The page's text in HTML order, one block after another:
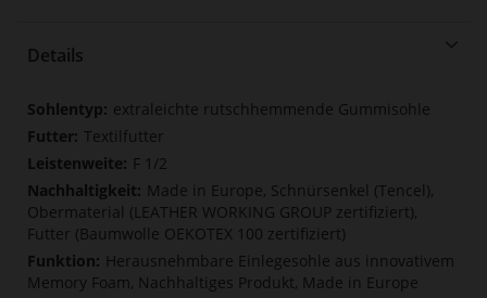
Details
Mehr
Informationen
extraleichte rutschhemmende Gummisohle
Textilfutter
F 1/2
Made in Europe, Schnürsenkel (Tencel),
Obermaterial (LEATHER WORKING GROUP zertifiziert),
Futter (Baumwolle OEKOTEX 100 zertifiziert)
Herausnehmbare Einlegesohle aus innovativem
Memory Foam, Nachhaltiges Produkt, Made in Europe